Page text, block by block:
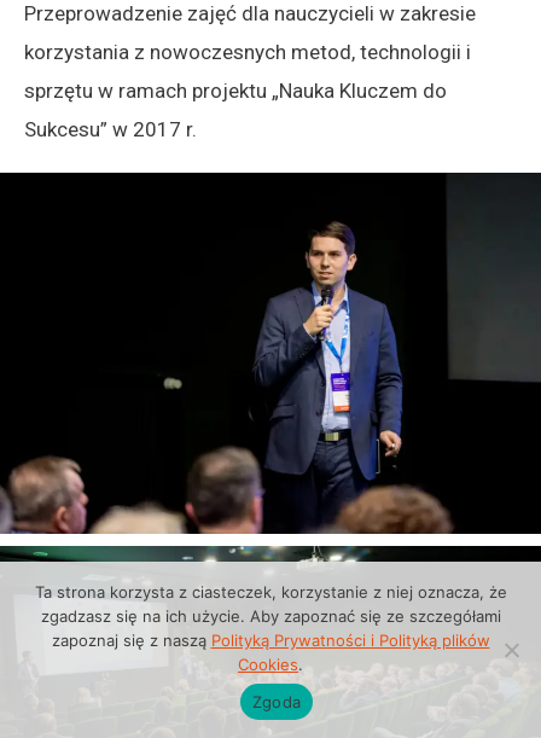
Przeprowadzenie zajęć dla nauczycieli w zakresie
korzystania z nowoczesnych metod, technologii i
sprzętu w ramach projektu „Nauka Kluczem do
Sukcesu” w 2017 r.
Ta strona korzysta z ciasteczek, korzystanie z niej oznacza, że
zgadzasz się na ich użycie. Aby zapoznać się ze szczegółami
zapoznaj się z naszą Polityką Prywatności i Polityką plików
Cookies.
Zgoda